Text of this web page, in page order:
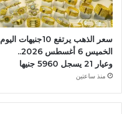
سعر الذهب يرتفع 10جنيهات اليوم
الخميس 6 أغسطس 2026..
وعيار 21 يسجل 5960 جنيها
منذ ساعتين